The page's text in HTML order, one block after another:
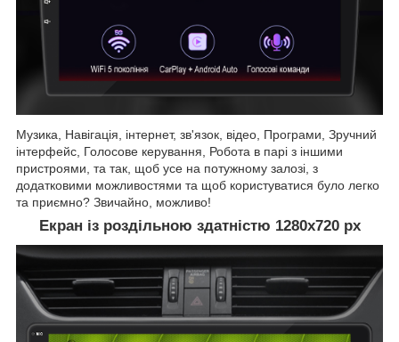
Музика, Навігація, інтернет, зв'язок, відео, Програми, Зручний
інтерфейс, Голосове керування, Робота в парі з іншими
пристроями, та так, щоб усе на потужному залозі, з
додатковими можливостями та щоб користуватися було легко
та приємно? Звичайно, можливо!
Екран із роздільною здатністю 1280х720 рх